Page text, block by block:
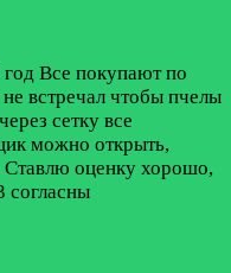
год Все покупают по
встречал чтобы пчелы
сетку все
можно открыть,
Ставлю оценку хорошо,
согласны